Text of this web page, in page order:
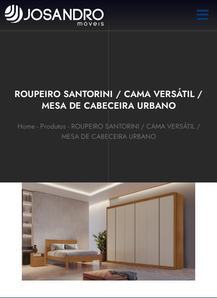
ROUPEIRO SANTORINI / CAMA VERSÁTIL /
MESA DE CABECEIRA URBANO
Home- Produtos - ROUPEIRO SANTORINI / CAMA VERSÁTIL /
MESA DE CABECEIRA URBANO